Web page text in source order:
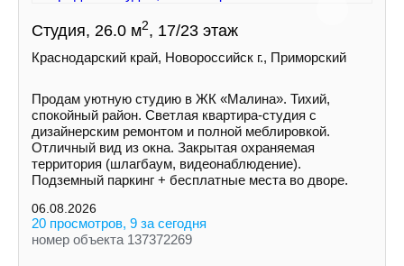
Студия, 26.0 м2, 17/23 этаж
Краснодарский край, Новороссийск г., Приморский
Продам уютную студию в ЖК «Малина». Тихий,
спокойный район. Светлая квартира-студия с
дизайнерским ремонтом и полной меблировкой.
Отличный вид из окна. Закрытая охраняемая
территория (шлагбаум, видеонаблюдение).
Подземный паркинг + бесплатные места во дворе.
06.08.2026
20 просмотров, 9 за сегодня
номер объекта 137372269